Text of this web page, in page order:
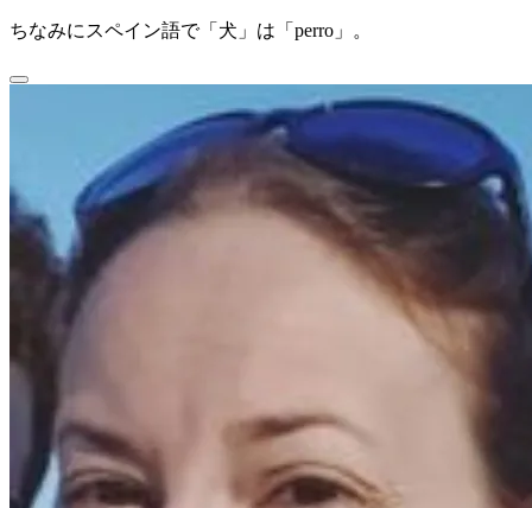
ちなみにスペイン語で「犬」は「perro」。